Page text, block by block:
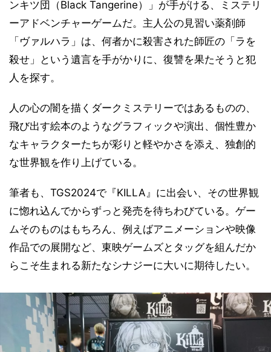
ンキツ団（Black Tangerine）」が手がける、ミステリ
ーアドベンチャーゲームだ。主人公の見習い薬剤師
「ヴァルハラ」は、何者かに殺害された師匠の「ラを
殺せ」という遺言を手がかりに、復讐を果たそうと犯
人を探す。
人の心の闇を描くダークミステリーではあるものの、
飛び出す絵本のようなグラフィックや演出、個性豊か
なキャラクターたちが彩りと軽やかさを添え、独創的
な世界観を作り上げている。
筆者も、TGS2024で『KILLA』に出会い、その世界観
に惚れ込んでからずっと発売を待ちわびている。ゲー
ムそのものはもちろん、例えばアニメーションや映像
作品での展開など、東映ゲームズとタッグを組んだか
らこそ生まれる新たなシナジーに大いに期待したい。